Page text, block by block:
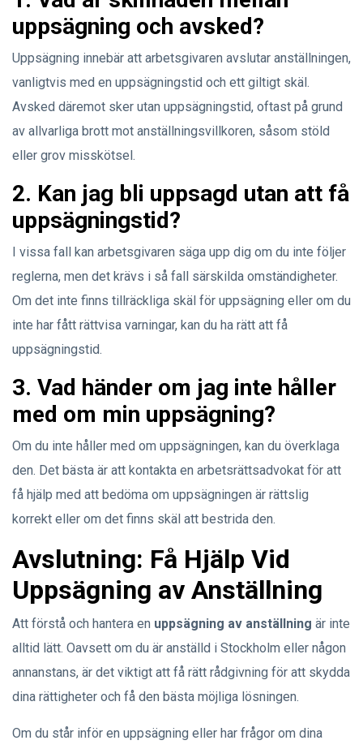
uppsägning och avsked?
Uppsägning innebär att arbetsgivaren avslutar anställningen,
vanligtvis med en uppsägningstid och ett giltigt skäl.
Avsked däremot sker utan uppsägningstid, oftast på grund
av allvarliga brott mot anställningsvillkoren, såsom stöld
eller grov misskötsel.
2. Kan jag bli uppsagd utan att få
uppsägningstid?
I vissa fall kan arbetsgivaren säga upp dig om du inte följer
reglerna, men det krävs i så fall särskilda omständigheter.
Om det inte finns tillräckliga skäl för uppsägning eller om du
inte har fått rättvisa varningar, kan du ha rätt att få
uppsägningstid.
3. Vad händer om jag inte håller
med om min uppsägning?
Om du inte håller med om uppsägningen, kan du överklaga
den. Det bästa är att kontakta en arbetsrättsadvokat för att
få hjälp med att bedöma om uppsägningen är rättslig
korrekt eller om det finns skäl att bestrida den.
Avslutning: Få Hjälp Vid
Uppsägning av Anställning
Att förstå och hantera en uppsägning av anställning är inte
alltid lätt. Oavsett om du är anställd i Stockholm eller någon
annanstans, är det viktigt att få rätt rådgivning för att skydda
dina rättigheter och få den bästa möjliga lösningen.
Om du står inför en uppsägning eller har frågor om dina